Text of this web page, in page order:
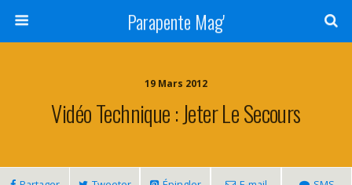
Parapente Mag'
19 Mars 2012
Vidéo Technique : Jeter Le Secours